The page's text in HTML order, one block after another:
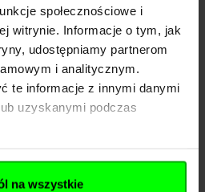
społecznościowe i
witrynie. Informacje o tym, jak
udostępniamy partnerom
i analitycznym.
te informacje z innymi danymi
uzyskanymi podczas
na wszystkie
zasilana jest dwiema
lub pojedynczą baterią
21700 pozwala na
jasności do 1200
anodowana obudowa
klips czynią latarkę
na co dzień.